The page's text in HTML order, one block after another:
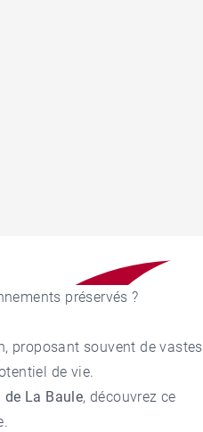
préservés ?
proposant souvent de vastes
de vie.
La Baule, découvrez ce